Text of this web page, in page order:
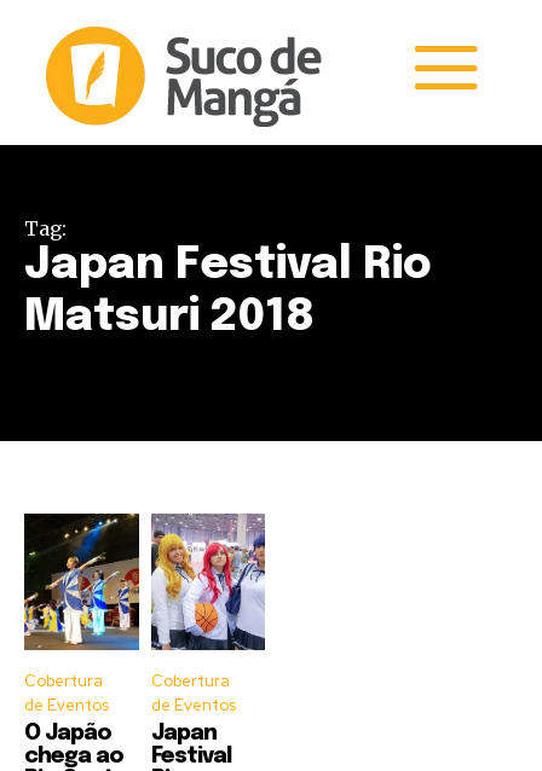
Tag:
Japan Festival Rio
Matsuri 2018
Cobertura
de Eventos
O Japão
chega ao
Cobertura
de Eventos
Japan
Festival